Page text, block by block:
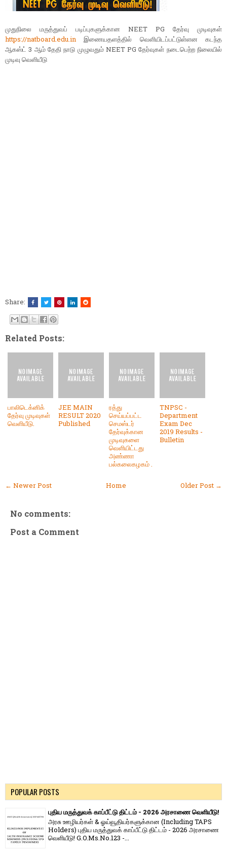
முதுநிலை மருத்துவப் படிப்புகளுக்கான NEET PG தேர்வு முடிவுகள்
https://natboard.edu.in இணையதளத்தில் வெளியிடப்பட்டுள்ளன கடந்த
ஆகஸ்ட் 3 ஆம் தேதி நாடு முழுவதும் NEET PG தேர்வுகள் நடைபெற்ற நிலையில்
முடிவு வெளியீடு
Share:
Related Posts:
பாலிடெக்னிக்
தேர்வு முடிவுகள்
வெளியீடு.
JEE MAIN
RESULT 2020
Published
ரத்து
செய்யப்பட்ட
செமஸ்டர்
தேர்வுக்கான
முடிவுகளை
வெளியிட்டது
அண்ணா
பல்கலைகழகம் .
TNPSC -
Department
Exam Dec
2019 Results -
Bulletin
← Newer Post Older Post →
Home
No comments:
Post a Comment
POPULAR POSTS
புதிய மருத்துவக் காப்பீட்டு திட்டம் - 2026 அரசாணை வெளியீடு!
அரசு ஊழியர்கள் & ஓய்வூதியர்களுக்கான (Including TAPS
Holders) புதிய மருத்துவக் காப்பீட்டு திட்டம் - 2026 அரசாணை
வெளியீடு! G.O.Ms.No.123 -...